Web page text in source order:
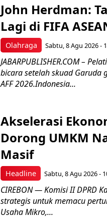
Olahraga
John Herdman:
Lagi di FIFA
Sabtu, 8 Agu 2026 -
JABARPUBLISHER.COM –
bicara setelah skuad Garuda
AFF 2026.Indonesia...
Headline
Akselerasi
Dorong UMKM
Masif
Sabtu, 8 Agu 2026 -
CIREBON — Komisi II DPRD
strategis untuk memacu
Usaha Mikro,...